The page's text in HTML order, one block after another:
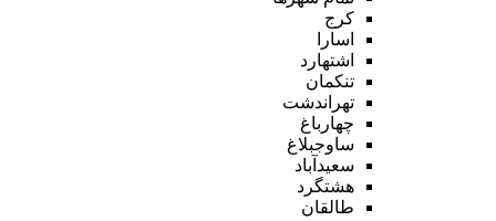
کرج
اسارا
اشتهارد
تنکمان
تهراندشت
چهارباغ
ساوجبلاغ
سعیدآباد
هشتگرد
طالقان